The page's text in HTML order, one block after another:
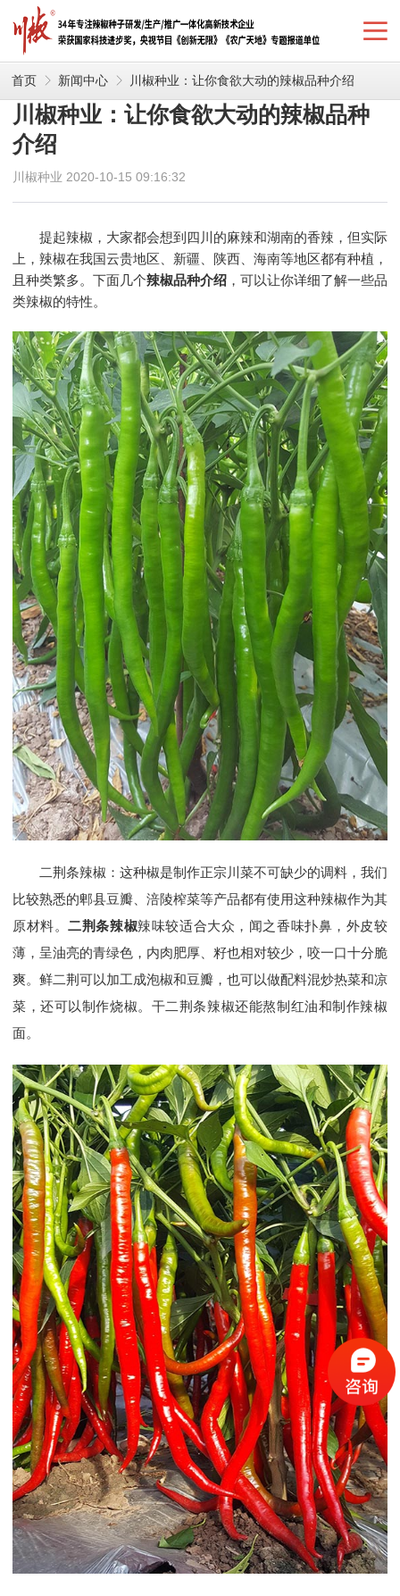
首页 新闻中心 川椒种业：让你食欲大动的辣椒品种介绍
川椒种业：让你食欲大动的辣椒品种
介绍
川椒种业 2020-10-15 09:16:32
提起辣椒，大家都会想到四川的麻辣和湖南的香辣，但实际
上，辣椒在我国云贵地区、新疆、陕西、海南等地区都有种植，
且种类繁多。下面几个辣椒品种介绍 ，可以让你详细了解一些品
类辣椒的特性。
二荆条辣椒：这种椒是制作正宗川菜不可缺少的调料，我们
比较熟悉的郫县豆瓣、涪陵榨菜等产品都有使用这种辣椒作为其
原材料。二荆条辣椒辣味较适合大众，闻之香味扑鼻，外皮较
薄，呈油亮的青绿色，内肉肥厚、籽也相对较少，咬一口十分脆
爽。鲜二荆可以加工成泡椒和豆瓣，也可以做配料混炒热菜和凉
菜，还可以制作烧椒。干二荆条辣椒还能熬制红油和制作辣椒
面。